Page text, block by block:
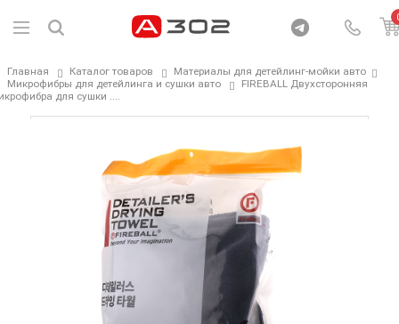
Главная Каталог товаров
Материалы для детейлинг-мойки авто
Микрофибры для детейлинга и сушки авто
FIREBALL Двухсторонняя
для сушки ....